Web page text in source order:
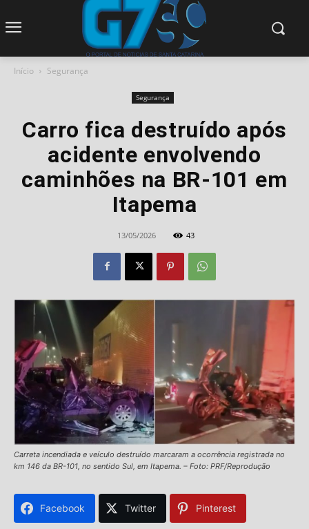
Início Segurança
Segurança
Carro fica destruído após
acidente envolvendo
caminhões na BR-101 em
Itapema
13/05/2026 43
Carreta incendiada e veículo destruído marcaram a ocorrência registrada no
km 146 da BR-101, no sentido Sul, em Itapema. – Foto: PRF/Reprodução
Facebook Twitter Pinterest
modal-check